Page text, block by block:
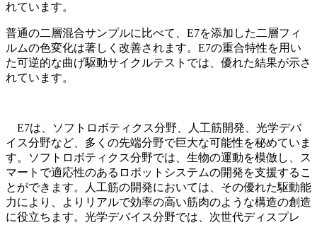
れています。
普通の二層混合サンプルに比べて、E7を添加した二層フィ
ルムの色変化は著しく改善されます。E7の重合特性を用い
た可逆的な曲げ駆動サイクルテストでは、優れた結果が示さ
れています。
E7は、ソフトロボティクス分野、人工筋開発、光学デバ
イス分野など、多くの先端分野で巨大な可能性を秘めていま
す。ソフトロボティクス分野では、生物の運動を模倣し、ス
マートで適応性のあるロボットシステムの開発を支援するこ
とができます。人工筋の開発においては、その優れた駆動能
力により、よりリアルで効率の高い筋肉のような構造の創造
に役立ちます。光学デバイス分野では、次世代ディスプレ